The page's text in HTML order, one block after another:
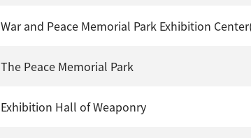
War and Peace Memorial Park Exhibition
The Peace Memorial Park
Exhibition Hall of Weaponry